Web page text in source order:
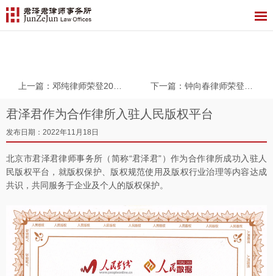
上一篇 ：邓纯律师荣登2022年度LEGALBAND客户首选：新锐合伙人15强榜单 下一篇 ：钟向春律师荣登2022年度LEGALBAND风云榜：管理合伙人15强榜单
君泽君作为合作律所入驻人民版权平台
发布日期：2022年11月18日
北京市君泽君律师事务所（简称“君泽君”）作为合作律所成功入驻人
民版权平台，就版权保护、版权规范使用及版权行业治理等内容达成
共识，共同服务于企业及个人的版权保护。